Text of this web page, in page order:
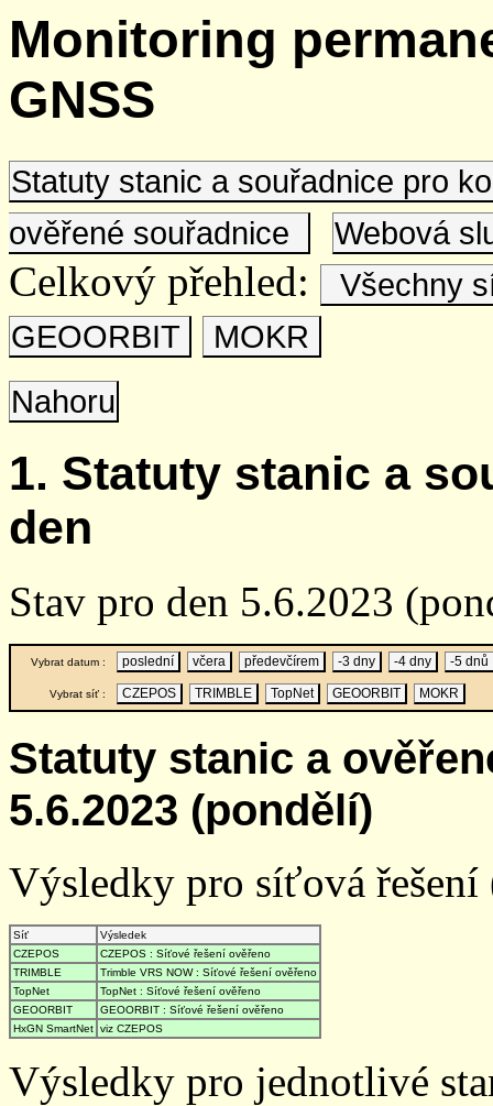
Monitoring
GNSS
Statuty stanic a souřadnice pro
ověřené souřadnice
Webová
Celkový přehled:
Všechny
GEOORBIT
MOKR
Nahoru
1. Statuty stanic a
den
Stav pro den 5.6.2023
Vybrat datum : poslední včera předevčírem -3 dny -4 dny -5 dnů
Vybrat síť : CZEPOS TRIMBLE TopNet GEOORBIT MOKR
Statuty stanic a
5.6.2023 (pondělí)
Výsledky pro síťová
Síť
Výsledek
CZEPOS
CZEPOS : Síťové řešení ověřeno
TRIMBLE
Trimble VRS NOW : Síťové řešení ověřeno
TopNet
TopNet : Síťové řešení ověřeno
GEOORBIT
GEOORBIT : Síťové řešení ověřeno
HxGN SmartNet viz CZEPOS
Výsledky pro jednotlivé